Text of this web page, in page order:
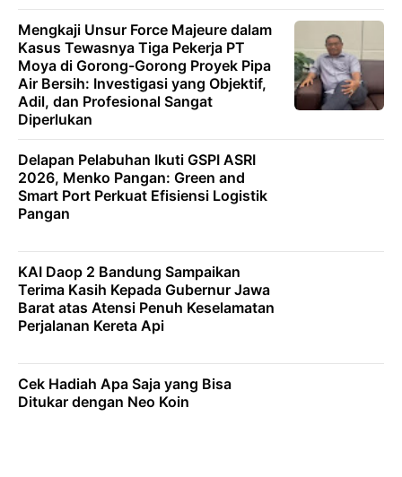
Mengkaji Unsur Force Majeure dalam
Kasus Tewasnya Tiga Pekerja PT
Moya di Gorong-Gorong Proyek Pipa
Air Bersih: Investigasi yang Objektif,
Adil, dan Profesional Sangat
Diperlukan
Delapan Pelabuhan Ikuti GSPI ASRI
2026, Menko Pangan: Green and
Smart Port Perkuat Efisiensi Logistik
Pangan
KAI Daop 2 Bandung Sampaikan
Terima Kasih Kepada Gubernur Jawa
Barat atas Atensi Penuh Keselamatan
Perjalanan Kereta Api
Cek Hadiah Apa Saja yang Bisa
Ditukar dengan Neo Koin